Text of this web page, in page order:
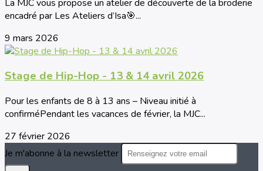
La MJC vous propose un atelier de découverte de la broderie
encadré par Les Ateliers d’Isa🎯...
9 mars 2026
Stage de Hip-Hop - 13 & 14 avril 2026
Pour les enfants de 8 à 13 ans – Niveau initié à
confirméPendant les vacances de février, la MJC...
27 février 2026
Je m'abonne à la newsletter